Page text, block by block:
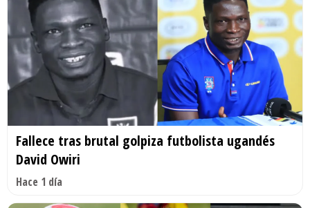
Fallece tras brutal golpiza futbolista ugandés
David Owiri
Hace 1 día